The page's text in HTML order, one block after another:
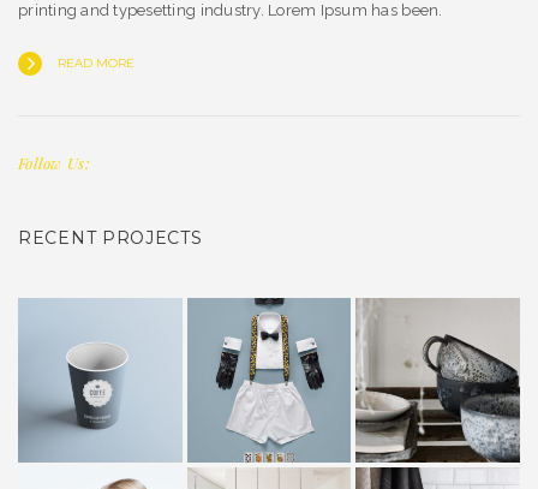
printing and typesetting industry. Lorem Ipsum has been.
READ MORE
Follow Us:
RECENT PROJECTS